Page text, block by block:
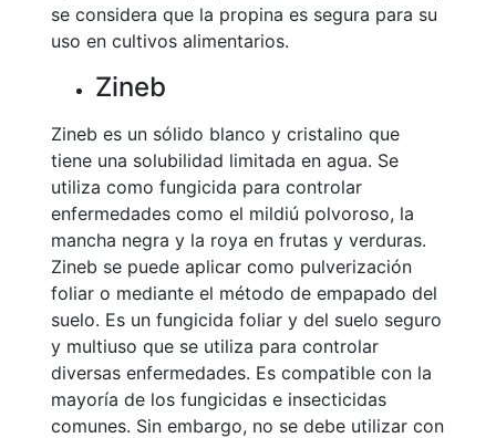
se considera que la propina es segura para su
uso en cultivos alimentarios.
Zineb
Zineb es un sólido blanco y cristalino que
tiene una solubilidad limitada en agua. Se
utiliza como fungicida para controlar
enfermedades como el mildiú polvoroso, la
mancha negra y la roya en frutas y verduras.
Zineb se puede aplicar como pulverización
foliar o mediante el método de empapado del
suelo. Es un fungicida foliar y del suelo seguro
y multiuso que se utiliza para controlar
diversas enfermedades. Es compatible con la
mayoría de los fungicidas e insecticidas
comunes. Sin embargo, no se debe utilizar con